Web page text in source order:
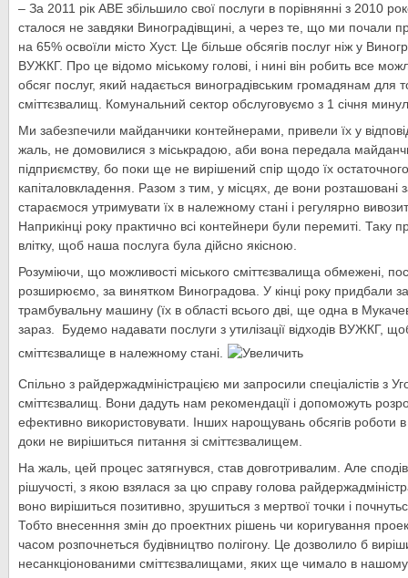
– За 2011 рік АВЕ збільшило свої послуги в порівнянні з 2010
сталося не завдяки Виноградівщині, а через те, що ми почали
на 65% освоїли місто Хуст. Це більше обсягів послуг ніж у
ВУЖКГ. Про це відомо міському голові, і нині він робить все
обсяг послуг, який надається виноградівським громадянам для
сміттєзвалищ. Комунальний сектор обслуговуємо з 1 січня
Ми забезпечили майданчики контейнерами, привели їх у
жаль, не домовилися з міськрадою, аби вона передала
підприємству, бо поки ще не вирішений спір щодо їх
капіталовкладення. Разом з тим, у місцях, де вони
стараємося утримувати їх в належному стані і регулярно
Наприкінці року практично всі контейнери були перемиті. Таку
влітку, щоб наша послуга була дійсно якісною.
Розуміючи, що можливості міського сміттєзвалища обмежені,
розширюємо, за винятком Виноградова. У кінці року придбали
трамбувальну машину (їх в області всього дві, ще одна в
зараз. Будемо надавати послуги з утилізації відходів ВУЖКГ,
сміттєзвалище в належному стані.
Спільно з райдержадміністрацією ми запросили спеціалістів з
сміттєзвалищ. Вони дадуть нам рекомендації і допоможуть
ефективно використовувати. Інших нарощувань обсягів роботи
доки не вирішиться питання зі сміттєзвалищем.
На жаль, цей процес затягнувся, став довготривалим. Але
рішучості, з якою взялася за цю справу голова
воно вирішиться позитивно, зрушиться з мертвої точки і
Тобто внесенння змін до проектних рішень чи коригування
часом розпочнеться будівництво полігону. Це дозволило б
несанкціонованими сміттєзвалищами, яких ще чимало в